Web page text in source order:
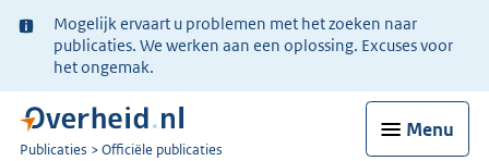
Ter
informatie:
Mogelijk ervaart u problemen met het zoeken naar
publicaties. We werken aan een oplossing. Excuses voor
het ongemak.
Menu
U
Publicaties Officiële publicaties